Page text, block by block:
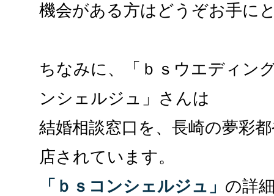
機会がある方はどうぞお手に
ちなみに、「ｂｓウエディン
ンシェルジュ」さんは
結婚相談窓口を、長崎の夢彩
店されています。
「ｂｓコンシェルジュ」 の詳